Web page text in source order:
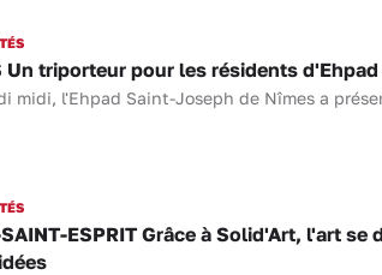
Un triporteur pour les résidents
midi, l'Ehpad Saint-Joseph de Nîmes a
ESPRIT Grâce à Solid'Art, l'art